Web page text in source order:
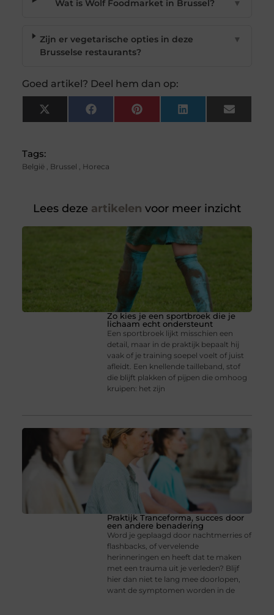
Wat is Wolf Foodmarket in Brussel? ▼
Zijn er vegetarische opties in deze
Brusselse restaurants?
▼
Goed artikel? Deel hem dan op:
X
(Twitter)
FacebookPinterest LinkedIn Email
Tags:
België, Brussel , Horeca
Lees deze artikelen voor meer inzicht
Zo kies je een sportbroek die je
lichaam echt ondersteunt
Een sportbroek lijkt misschien een
detail, maar in de praktijk bepaalt hij
vaak of je training soepel voelt of juist
afleidt. Een knellende tailleband, stof
die blijft plakken of pijpen die omhoog
kruipen: het zijn
Praktijk Tranceforma, succes door
een andere benadering
Word je geplaagd door nachtmerries of
flashbacks, of vervelende
herinneringen en heeft dat te maken
met een trauma uit je verleden? Blijf
hier dan niet te lang mee doorlopen,
want de symptomen worden in de